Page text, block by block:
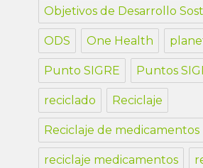
Objetivos de Desarrollo
ODS One Health
Punto SIGRE Puntos
reciclado Reciclaje
Reciclaje de medicamentos
reciclaje medicamentos